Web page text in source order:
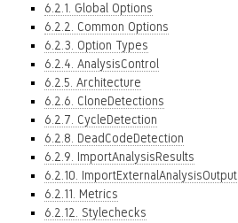
6.2.1. Global Options
6.2.2. Common Options
6.2.3. Option Types
6.2.4. AnalysisControl
6.2.5. Architecture
6.2.6. CloneDetections
6.2.7. CycleDetection
6.2.8. DeadCodeDetection
6.2.9. ImportAnalysisResults
6.2.10. ImportExternalAnalysisOutput
6.2.11. Metrics
6.2.12. Stylechecks